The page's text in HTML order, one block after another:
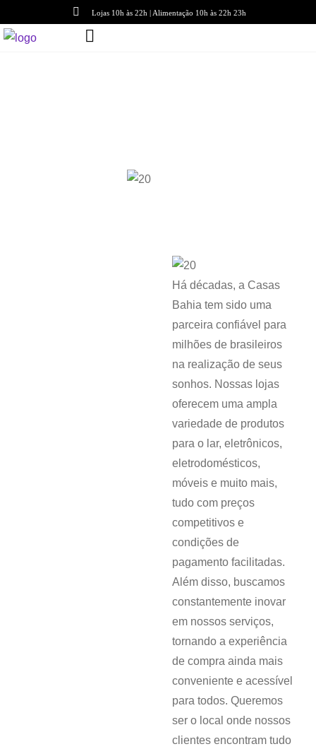
Lojas 10h às 22h | Alimentação 10h às 22h 23h
Há décadas, a Casas
Bahia tem sido uma
parceira confiável para
milhões de brasileiros
na realização de seus
sonhos. Nossas lojas
oferecem uma ampla
variedade de produtos
para o lar, eletrônicos,
eletrodomésticos,
móveis e muito mais,
tudo com preços
competitivos e
condições de
pagamento facilitadas.
Além disso, buscamos
constantemente inovar
em nossos serviços,
tornando a experiência
de compra ainda mais
conveniente e acessível
para todos. Queremos
ser o local onde nossos
clientes encontram tudo